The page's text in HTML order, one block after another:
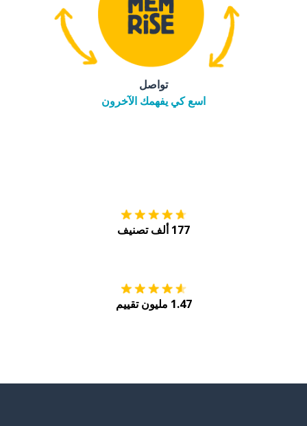
تواصل
اسع كي يفهمك الآخرون
177 ألف تصنيف
1.47 مليون تقييم